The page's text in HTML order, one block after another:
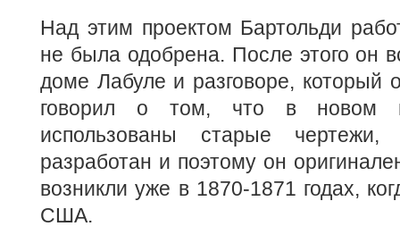
Над этим проектом Бартольди
не была одобрена. После этого он
доме Лабуле и разговоре, который
говорил о том, что в новом
использованы старые
разработан и поэтому он
возникли уже в 1870-1871 годах,
США.